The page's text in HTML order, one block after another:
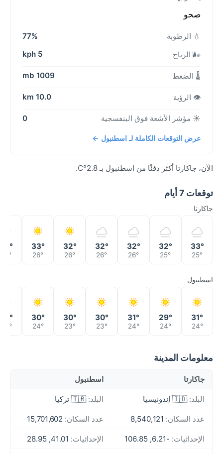
صحو
💧 الرطوبة
77%
🌬️ الرياح
5 kph
🌡️ الضغط 1009 mb
👁️ الرؤية 10.0 km
☀️ مؤشر الأشعة فوق البنفسجية 0
عرض التوقعات الكاملة لـ اسطنبول ←
الآن، جاكارتا أكثر دفئًا من اسطنبول بـ 2.8°C.
توقعات 7 أيام
جاكارتا
33°
25°
32°
25°
32°
26°
32°
26°
32°
26°
33°
26°
26°
اسطنبول
31°
24°
29°
24°
31°
24°
30°
23°
30°
23°
30°
24°
23°
معلومات المدينة
جاكارتا اسطنبول
البلد: 🇮🇩 إندونيسيا البلد: 🇹🇷 تركيا
عدد السكان: عدد السكان:
الإحداثيات: -6.21, 106.85 الإحداثيات: